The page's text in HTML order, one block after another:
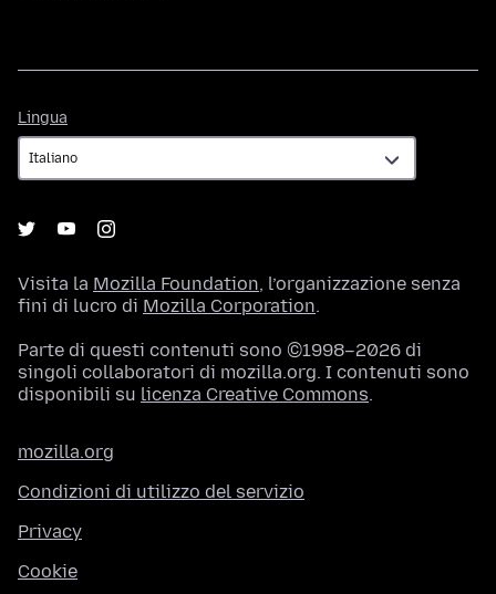
Lingua
Visita la Mozilla Foundation, l’organizzazione senza
fini di lucro di Mozilla Corporation.
Parte di questi contenuti sono ©1998–2026 di
singoli collaboratori di mozilla.org. I contenuti sono
disponibili su licenza Creative Commons.
mozilla.org
Condizioni di utilizzo del servizio
Privacy
Cookie